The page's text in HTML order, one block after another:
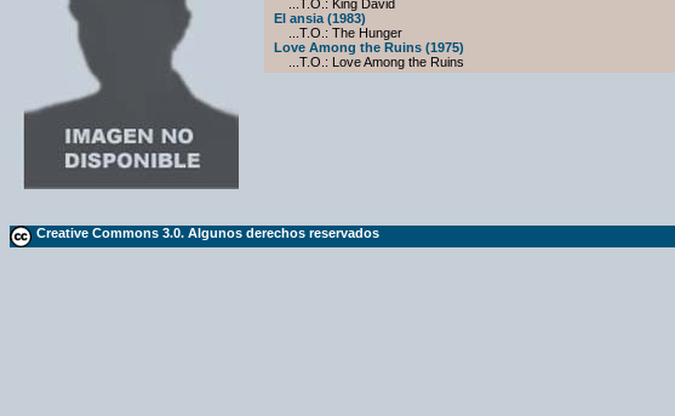
...T.O.: King David
El ansia (1983)
...T.O.: The Hunger
Love Among the Ruins (1975)
...T.O.: Love Among the Ruins
Creative Commons 3.0. Algunos derechos reservados